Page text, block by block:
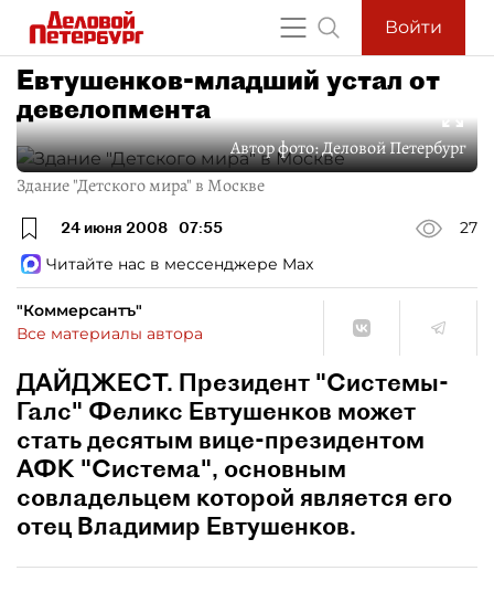
Войти
Евтушенков-младший устал от
девелопмента
Автор фото:Деловой Петербург
Здание "Детского мира" в Москве
24 июня 2008 07:55
27
Читайте нас в мессенджере Max
"Коммерсантъ"
Все материалы автора
ДАЙДЖЕСТ. Президент "Системы-
Галс" Феликс Евтушенков может
стать десятым вице-президентом
АФК "Система", основным
совладельцем которой является его
отец Владимир Евтушенков.